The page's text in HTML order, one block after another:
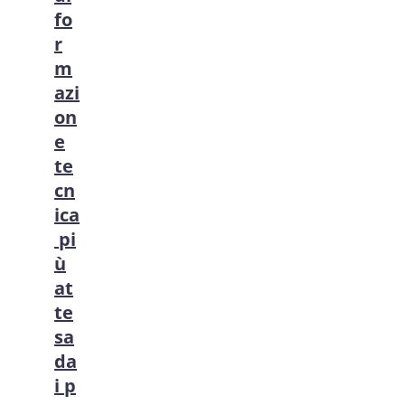
fo
r
m
azi
on
e
te
cn
ica
pi
ù
at
te
sa
da
i p